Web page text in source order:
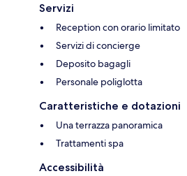
Servizi
Reception con orario limitato
Servizi di concierge
Deposito bagagli
Personale poliglotta
Caratteristiche e dotazioni
Una terrazza panoramica
Trattamenti spa
Accessibilità